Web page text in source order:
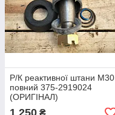
Р/К реактивної штани M30
повний 375-2919024
(ОРИГІНАЛ)